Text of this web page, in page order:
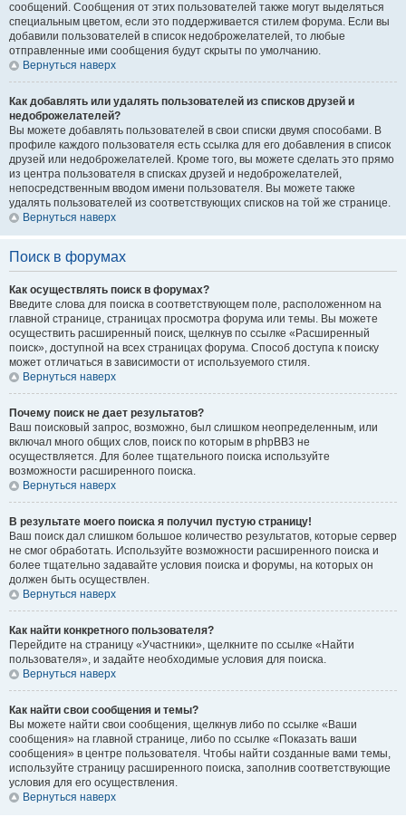
сообщений. Сообщения от этих пользователей также могут выделяться
специальным цветом, если это поддерживается стилем форума. Если вы
добавили пользователей в список недоброжелателей, то любые
отправленные ими сообщения будут скрыты по умолчанию.
Вернуться наверх
Как добавлять или удалять пользователей из списков друзей и
недоброжелателей?
Вы можете добавлять пользователей в свои списки двумя способами. В
профиле каждого пользователя есть ссылка для его добавления в список
друзей или недоброжелателей. Кроме того, вы можете сделать это прямо
из центра пользователя в списках друзей и недоброжелателей,
непосредственным вводом имени пользователя. Вы можете также
удалять пользователей из соответствующих списков на той же странице.
Вернуться наверх
Поиск в форумах
Как осуществлять поиск в форумах?
Введите слова для поиска в соответствующем поле, расположенном на
главной странице, страницах просмотра форума или темы. Вы можете
осуществить расширенный поиск, щелкнув по ссылке «Расширенный
поиск», доступной на всех страницах форума. Способ доступа к поиску
может отличаться в зависимости от используемого стиля.
Вернуться наверх
Почему поиск не дает результатов?
Ваш поисковый запрос, возможно, был слишком неопределенным, или
включал много общих слов, поиск по которым в phpBB3 не
осуществляется. Для более тщательного поиска используйте
возможности расширенного поиска.
Вернуться наверх
В результате моего поиска я получил пустую страницу!
Ваш поиск дал слишком большое количество результатов, которые сервер
не смог обработать. Используйте возможности расширенного поиска и
более тщательно задавайте условия поиска и форумы, на которых он
должен быть осуществлен.
Вернуться наверх
Как найти конкретного пользователя?
Перейдите на страницу «Участники», щелкните по ссылке «Найти
пользователя», и задайте необходимые условия для поиска.
Вернуться наверх
Как найти свои сообщения и темы?
Вы можете найти свои сообщения, щелкнув либо по ссылке «Ваши
сообщения» на главной странице, либо по ссылке «Показать ваши
сообщения» в центре пользователя. Чтобы найти созданные вами темы,
используйте страницу расширенного поиска, заполнив соответствующие
условия для его осуществления.
Вернуться наверх